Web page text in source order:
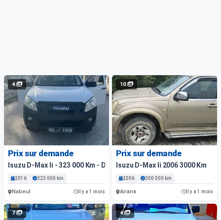
4
Prix sur demande
Isuzu D-Max Ii - 323 000 Km - Diesel
2016 323 000 km
Nabeul Il y a 1 mois
10
Prix sur demande
Isuzu D-Max Ii 2006 3000 Km
2006 300 000 km
Ariana Il y a 1 mois
7 4